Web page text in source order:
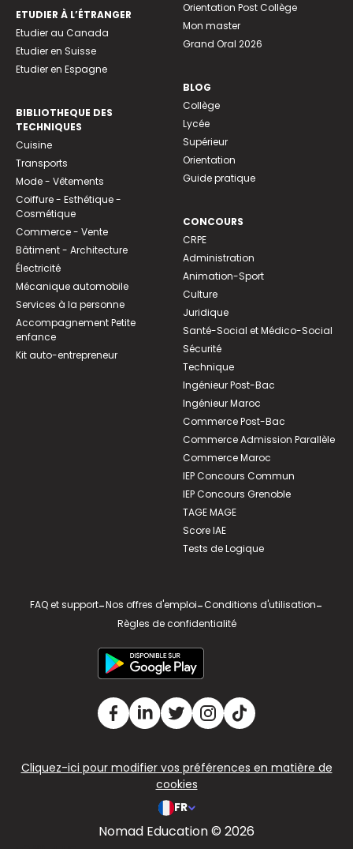
ETUDIER À L’ÉTRANGER
Etudier au Canada
Etudier en Suisse
Etudier en Espagne
BIBLIOTHEQUE DES
TECHNIQUES
Cuisine
Transports
Mode - Vêtements
Coiffure - Esthétique -
Cosmétique
Commerce - Vente
Bâtiment - Architecture
Électricité
Mécanique automobile
Services à la personne
Accompagnement Petite
enfance
Kit auto-entrepreneur
Orientation Post Collège
Mon master
Grand Oral 2026
BLOG
Collège
Lycée
Supérieur
Orientation
Guide pratique
CONCOURS
CRPE
Administration
Animation-Sport
Culture
Juridique
Santé-Social et Médico-Social
Sécurité
Technique
Ingénieur Post-Bac
Ingénieur Maroc
Commerce Post-Bac
Commerce Admission Parallèle
Commerce Maroc
IEP Concours Commun
IEP Concours Grenoble
TAGE MAGE
Score IAE
Tests de Logique
FAQ et support-Nos offres d'emploi-Conditions d'utilisation-
Règles de confidentialité
Cliquez-ici pour modifier vos préférences en matière de
cookies
FR
Nomad Education © 2026